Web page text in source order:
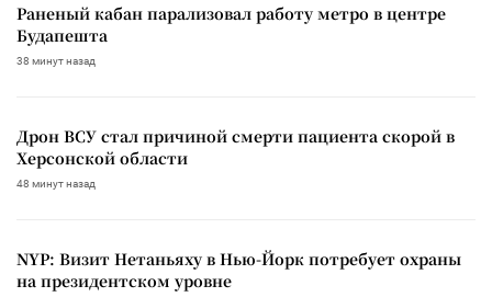
Раненый кабан парализовал работу метро в центре
Будапешта
38 минут назад
Дрон ВСУ стал причиной смерти пациента скорой в
Херсонской области
48 минут назад
NYP: Визит Нетаньяху в Нью-Йорк потребует охраны
на президентском уровне